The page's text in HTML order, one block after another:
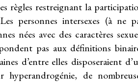
règles restreignant la
personnes intersexes (à ne
nées avec des caractères
pas aux définitions
d’entre elles disposeraient
de